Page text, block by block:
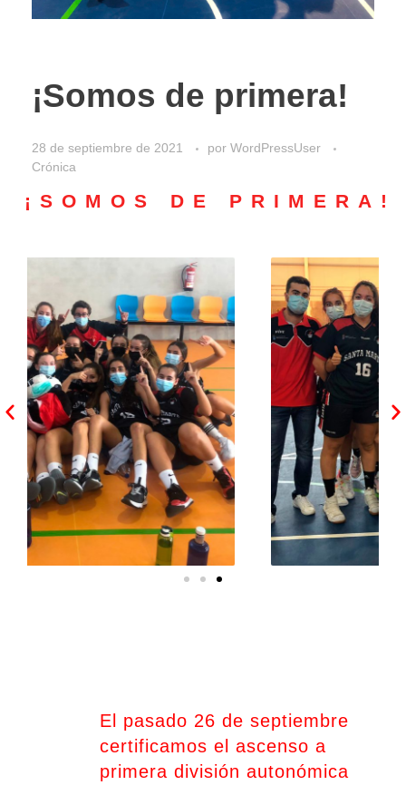
¡Somos de primera!
28 de septiembre de 2021 por WordPressUser
Crónica
¡SOMOS DE PRIMERA!
El pasado 26 de septiembre
certificamos el ascenso a
primera división autonómica